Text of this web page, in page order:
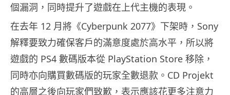
個漏洞，同時提升了遊戲在上代主機的表現。
在去年 12 月將《Cyberpunk 2077》下架時，Sony
解釋要致力確保客戶的滿意度處於高水平，所以將
遊戲的 PS4 數碼版本從 PlayStation Store 移除，
同時亦向購買數碼版的玩家全數退款。CD Projekt
的高層之後向玩家們致歉，表示應該花更多注意力